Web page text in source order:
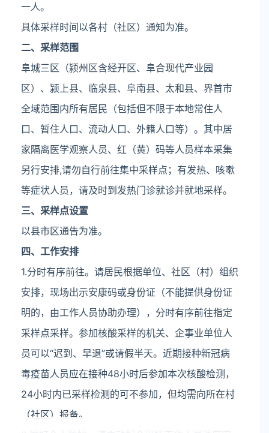
一人。
具体采样时间以各村（社区）通知为准。
二、采样范围
阜城三区（颍州区含经开区、阜合现代产业园
区）、颍上县、临泉县、阜南县、太和县、界首市
全域范围内所有居民（包括但不限于本地常住人
口、暂住人口、流动人口、外籍人口等）。其中居
家隔离医学观察人员、红（黄）码等人员样本采集
另行安排,请勿自行前往集中采样点；有发热、咳嗽
等症状人员，请及时到发热门诊就诊并就地采样。
三、采样点设置
以县市区通告为准。
四、工作安排
1.分时有序前往。请居民根据单位、社区（村）组织
安排，现场出示安康码或身份证（不能提供身份证
明的，由工作人员协助办理），分时有序前往指定
采样点采样。参加核酸采样的机关、企事业单位人
员可以“迟到、早退”或请假半天。近期接种新冠病
毒疫苗人员应在接种48小时后参加本次核酸检测，
24小时内已采样检测的可不参加，但均需向所在村
（社区）报备。